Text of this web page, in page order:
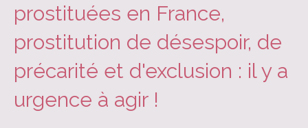
prostituées en France,
prostitution de désespoir, de
précarité et d'exclusion : il y a
urgence à agir !